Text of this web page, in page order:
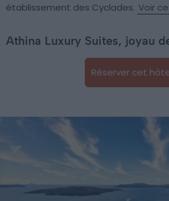
établissement des Cyclades. Voir
Athina Luxury Suites, joyau
Réserver cet